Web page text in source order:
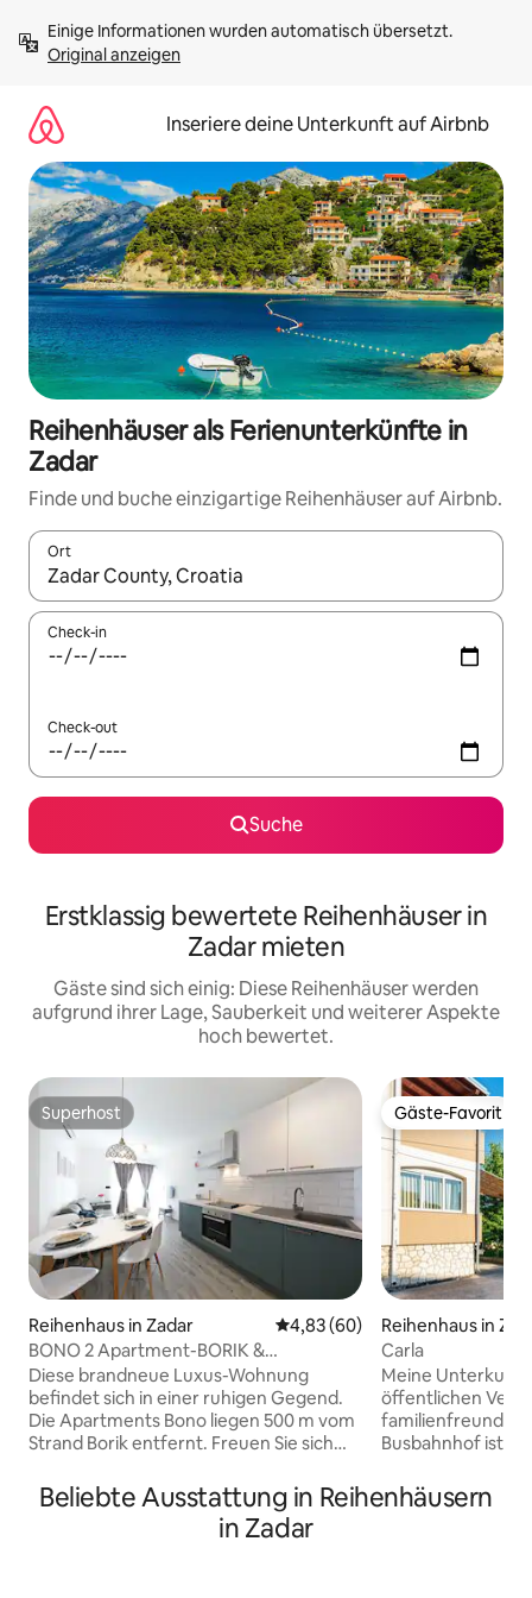
Inhalten
springenOriginal anzeigen
Inseriere deine Unterkunft auf Airbnb
Reihenhäuser als Ferienunterkünfte in
Zadar
Finde und buche einzigartige Reihenhäuser auf Airbnb.
Ort
Wenn Ergebnisse verfügbar sind, navigiere mit den
Check-in
Check-out
Suche
Erstklassig bewertete Reihenhäuser in
Zadar mieten
Gäste sind sich einig: Diese Reihenhäuser werden
aufgrund ihrer Lage, Sauberkeit und weiterer Aspekte
hoch bewertet.
Superhost
Superhost
Reihenhaus in Zadar Durchschnittliche Bewertung:
4,83 (60)
BONO 2 Apartment-BORIK &
Privatparkplatz
Diese brandneue Luxus-Wohnung
befindet sich in einer ruhigen Gegend.
Die Apartments Bono liegen 500 m vom
Strand Borik entfernt. Freuen Sie sich
kostenfreiem WLAN, kostenfreien
Parkplätzen und Sat-TV. Zadar Zentrum
kann auch mit dem Bus erreicht werden,
Gäste-Favorit
Gäste-Favorit
Reihenhaus in
Carla
Meine Unterkunft
öffentlichen
Busbahnhof ist
geeignet,
geeignet. Das
Beliebte Ausstattung in Reihenhäusern
in Zadar